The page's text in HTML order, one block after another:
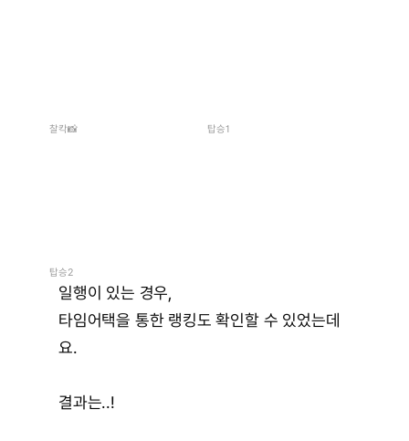
찰칵📸 탑승1
탑승2
일행이 있는 경우,
타임어택을 통한 랭킹도 확인할 수 있었는데
요.
결과는..!